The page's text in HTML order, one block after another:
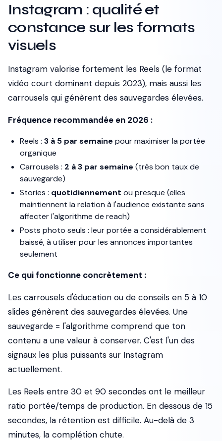
Instagram : qualité et
constance sur les formats
visuels
Instagram valorise fortement les Reels (le format
vidéo court dominant depuis 2023), mais aussi les
carrousels qui génèrent des sauvegardes élevées.
Fréquence recommandée en 2026 :
Reels : 3 à 5 par semaine pour maximiser la portée
organique
Carrousels : 2 à 3 par semaine (très bon taux de
sauvegarde)
Stories : quotidiennement ou presque (elles
maintiennent la relation à l'audience existante sans
affecter l'algorithme de reach)
Posts photo seuls : leur portée a considérablement
baissé, à utiliser pour les annonces importantes
seulement
Ce qui fonctionne concrètement :
Les carrousels d'éducation ou de conseils en 5 à 10
slides génèrent des sauvegardes élevées. Une
sauvegarde = l'algorithme comprend que ton
contenu a une valeur à conserver. C'est l'un des
signaux les plus puissants sur Instagram
actuellement.
Les Reels entre 30 et 90 secondes ont le meilleur
ratio portée/temps de production. En dessous de 15
secondes, la rétention est difficile. Au-delà de 3
minutes, la complétion chute.